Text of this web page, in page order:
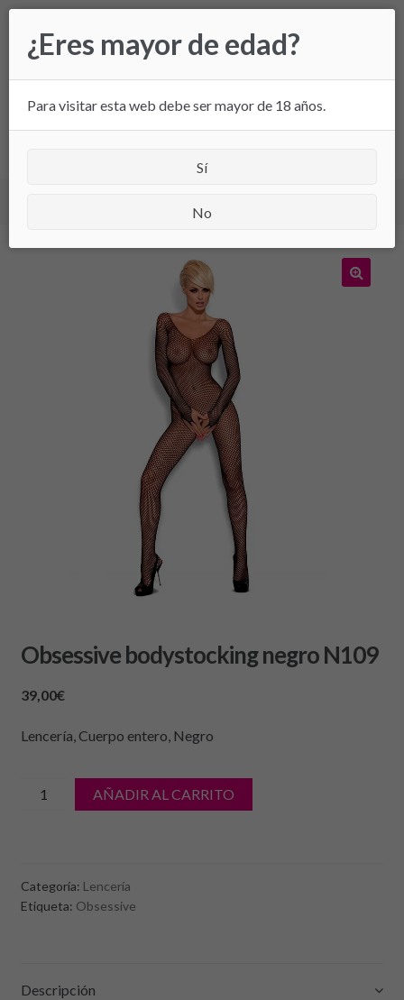
la
navegación
al
contenido
Obsessive bodystocking negro N109
39,00€
Lencería, Cuerpo entero, Negro
cantidad
negro
N109
AÑADIR AL CARRITO
Categoría: Lencería
Etiqueta: Obsessive
Descripción
¿Eres mayor de edad?
Para visitar esta web debe ser mayor de 18 años.
Sí
No